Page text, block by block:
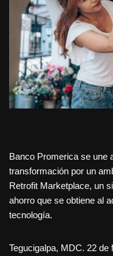
Banco Promerica se une
transformación por un
Retrofit Marketplace, un
ahorro que se obtiene al
tecnología.
Tegucigalpa, MDC. 22